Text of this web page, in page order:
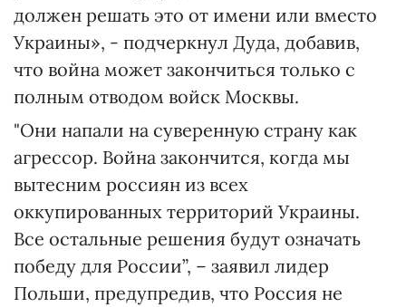
должен решать это от имени или вместо
Украины», - подчеркнул Дуда, добавив,
что война может закончиться только с
полным отводом войск Москвы.
"Они напали на суверенную страну как
агрессор. Война закончится, когда мы
вытесним россиян из всех
оккупированных территорий Украины.
Все остальные решения будут означать
победу для России”, – заявил лидер
Польши, предупредив, что Россия не